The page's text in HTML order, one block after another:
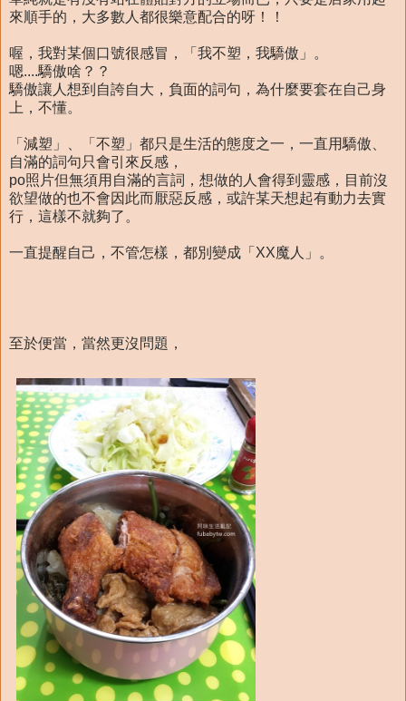
來順手的，大多數人都很樂意配合的呀！！
喔，我對某個口號很感冒，「我不塑，我驕傲」。
嗯....驕傲啥？？
驕傲讓人想到自誇自大，負面的詞句，為什麼要套在自己身
上，不懂。
「減塑」、「不塑」都只是生活的態度之一，一直用驕傲、
自滿的詞句只會引來反感，
po照片但無須用自滿的言詞，想做的人會得到靈感，目前沒
欲望做的也不會因此而厭惡反感，或許某天想起有動力去實
行，這樣不就夠了。
一直提醒自己，不管怎樣，都別變成「XX魔人」。
至於便當，當然更沒問題，